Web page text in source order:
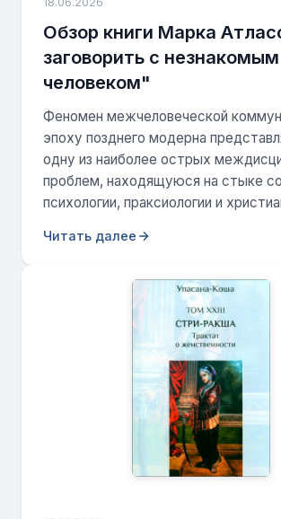
Обзор книги Марка
заговорить с незнакомым
человеком"
Феномен межчеловеческой
эпоху позднего модерна
одну из наиболее острых
проблем, находящуюся на стыке
психологии, праксиологии и
Читать далее